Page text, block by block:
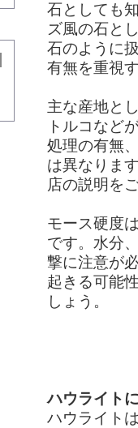
石としても
ズ風の石と
石のように
有無を重視
主な産地と
トルコなど
処理の有無
は異なりま
店の説明を
モース硬度
です。水分
撃に注意が
起きる可能
しょう。
ハウライト
ハウライト